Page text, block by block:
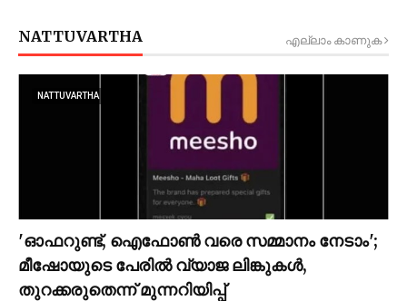
NATTUVARTHA എല്ലാം കാണുക
NATTUVARTHA
'ഓഫറുണ്ട്, ഐഫോണ്‍ വരെ സമ്മാനം നേടാം';
മീഷോയുടെ പേരില്‍ വ്യാജ ലിങ്കുകള്‍,
തുറക്കരുതെന്ന് മുന്നറിയിപ്പ്